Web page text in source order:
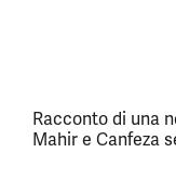
Racconto di una
Mahir e Canfeza